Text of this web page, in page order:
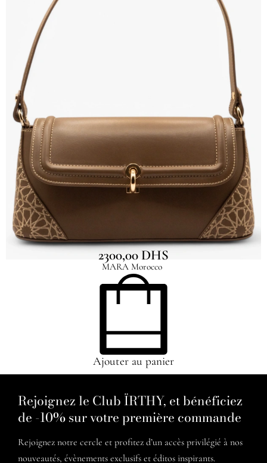
MARA Morocco
2300,00DHS
Ajouter au panier
Rejoignez le Club ÏRTHY, et bénéficiez
de -10% sur votre première commande
Rejoignez notre cercle et profitez d’un accès privilégié à nos
nouveautés, évènements exclusifs et éditos inspirants.